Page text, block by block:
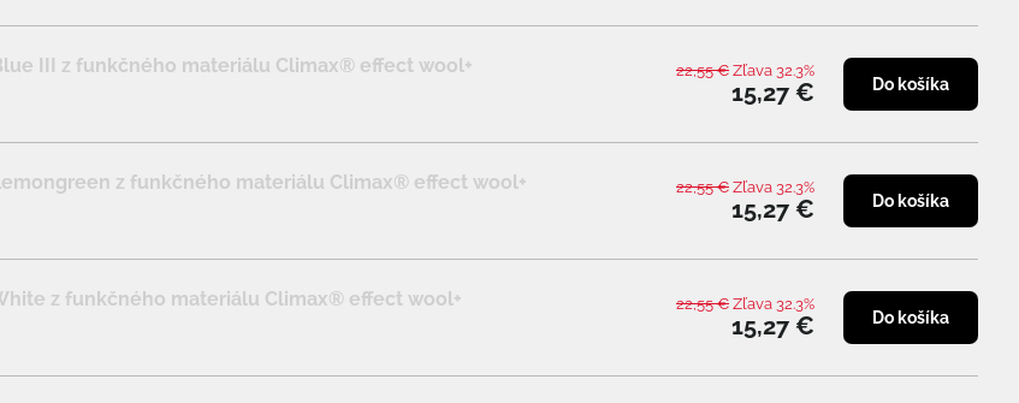
III z funkčného materiálu Climax® effect wool+
15,27 €
22,55 € Zľava 32.3%
Do košíka
z funkčného materiálu Climax® effect wool+
15,27 €
22,55 € Zľava 32.3%
Do košíka
z funkčného materiálu Climax® effect wool+
15,27 €
22,55 € Zľava 32.3%
Do košíka